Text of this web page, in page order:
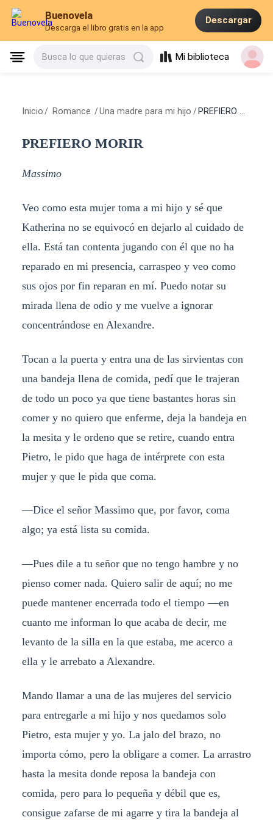
Buenovela
Descarga el libro gratis en la app
Descargar
Busca lo que quieras Mi biblioteca
Inicio / Romance /Una madre para mi hijo / PREFIERO MORIR
PREFIERO MORIR
Massimo
Veo como esta mujer toma a mi hijo y sé que
Katherina no se equivocó en dejarlo al cuidado de
ella. Está tan contenta jugando con él que no ha
reparado en mi presencia, carraspeo y veo como
sus ojos por fin reparan en mí. Puedo notar su
mirada llena de odio y me vuelve a ignorar
concentrándose en Alexandre.
Tocan a la puerta y entra una de las sirvientas con
una bandeja llena de comida, pedí que le trajeran
de todo un poco ya que tiene bastantes horas sin
comer y no quiero que enferme, deja la bandeja en
la mesita y le ordeno que se retire, cuando entra
Pietro, le pido que haga de intérprete con esta
mujer y que le pida que coma.
—Dice el señor Massimo que, por favor, coma
algo; ya está lista su comida.
—Pues dile a tu señor que no tengo hambre y no
pienso comer nada. Quiero salir de aquí; no me
puede mantener encerrada todo el tiempo —en
cuanto me informan lo que acaba de decir, me
levanto de la silla en la que estaba, me acerco a
ella y le arrebato a Alexandre.
Mando llamar a una de las mujeres del servicio
para entregarle a mi hijo y nos quedamos solo
Pietro, esta mujer y yo. La jalo del brazo, no
importa cómo, pero la obligare a comer. La arrastro
hasta la mesita donde reposa la bandeja con
comida, pero para lo pequeña y débil que es,
consigue zafarse de mi agarre y tira la bandeja al